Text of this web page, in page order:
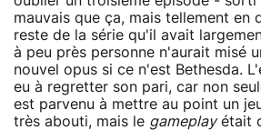
mauvais que ça, mais tellement en
reste de la série qu'il avait
à peu près personne n'aurait misé
nouvel opus si ce n'est Bethesda.
eu à regretter son pari, car non
est parvenu à mettre au point un
très abouti, mais le gameplayétait